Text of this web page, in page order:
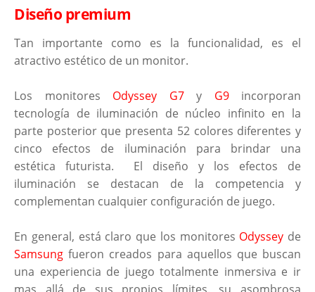
Diseño premium
Tan importante como es la funcionalidad, es el
atractivo estético de un monitor.
Los monitores Odyssey G7y G9incorporan
tecnología de iluminación de núcleo infinito en la
parte posterior que presenta 52 colores diferentes y
cinco efectos de iluminación para brindar una
estética futurista. El diseño y los efectos de
iluminación se destacan de la competencia y
complementan cualquier configuración de juego.
En general, está claro que los monitores Odyssey de
Samsung fueron creados para aquellos que buscan
una experiencia de juego totalmente inmersiva e ir